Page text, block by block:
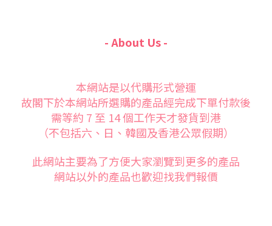
- About Us -
本網站是以代購形式營運
故閣下於本網站所選購的產品經完成下單付款後
需等約 7 至 14 個工作天才發貨到港
（不包括六、日、韓國及香港公眾假期）
此網站主要為了方便大家瀏覽到更多的產品
網站以外的產品也歡迎找我們報價